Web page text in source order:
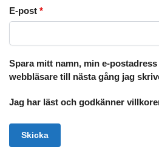
E-post *
Spara mitt namn, min e-
webbläsare till nästa gång jag
Jag har läst och godkänner